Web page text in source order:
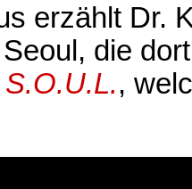
erzählt Dr.
die
S.O.U.L.,